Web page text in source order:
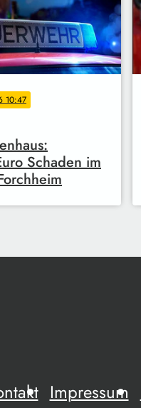
10:47
Schaden im
Impressum